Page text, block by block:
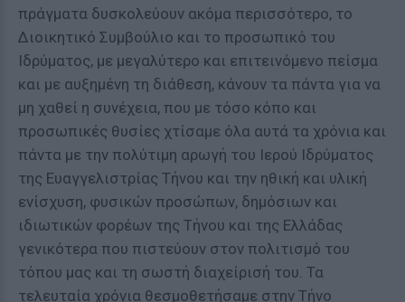
πράγματα δυσκολεύουν ακόμα περισσότερο, το
Διοικητικό Συμβούλιο και το προσωπικό του
Ιδρύματος, με μεγαλύτερο και επιτεινόμενο πείσμα
και με αυξημένη τη διάθεση, κάνουν τα πάντα για να
μη χαθεί η συνέχεια, που με τόσο κόπο και
προσωπικές θυσίες χτίσαμε όλα αυτά τα χρόνια και
πάντα με την πολύτιμη αρωγή του Ιερού Ιδρύματος
της Ευαγγελιστρίας Τήνου και την ηθική και υλική
ενίσχυση, φυσικών προσώπων, δημόσιων και
ιδιωτικών φορέων της Τήνου και της Ελλάδας
γενικότερα που πιστεύουν στον πολιτισμό του
τόπου μας και τη σωστή διαχείρισή του. Τα
τελευταία χρόνια θεσμοθετήσαμε στην Τήνο